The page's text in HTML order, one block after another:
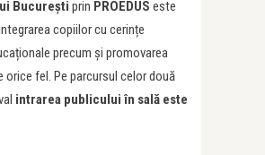
București prin PROEDUS este
copiilor cu cerințe
precum și promovarea
orice fel. Pe parcursul celor două
intrarea publicului în sală este